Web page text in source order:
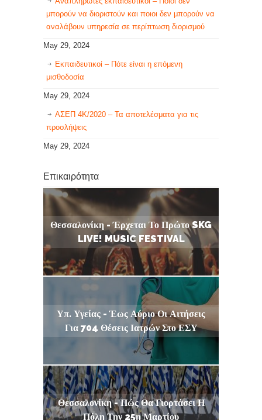
μπορούν να διοριστούν και ποιοι δεν μπορούν να
αναλάβουν υπηρεσία σε περίπτωση διορισμού
May 29, 2024
Εκπαιδευτικοί – Πότε είναι η επόμενη
μισθοδοσία
May 29, 2024
ΑΣΕΠ 4Κ/2020 – Τα αποτελέσματα για τις
προσλήψεις
May 29, 2024
Επικαιρότητα
Θεσσαλονίκη - Έρχεται Το Πρώτο SKG
LIVE! MUSIC FESTIVAL
Υπ. Υγείας - Έως Αύριο Οι Αιτήσεις
Για 704 Θέσεις Ιατρών Στο ΕΣΥ
Θεσσαλονίκη - Πώς Θα Γιορτάσει Η
Πόλη Την 25η Μαρτίου